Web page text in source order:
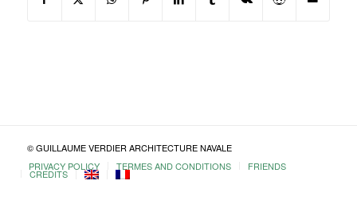
© GUILLAUME VERDIER ARCHITECTURE NAVALE
PRIVACY POLICY
TERMES AND CONDITIONS FRIENDS
CREDITS